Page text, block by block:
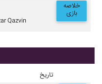
Qazvin
خلاصه
بازی
تاریخ